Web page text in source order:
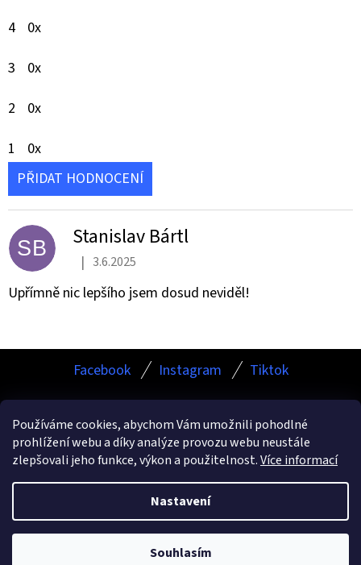
Používáme cookies, abychom Vám umožnili pohodlné
prohlížení webu a díky analýze provozu webu neustále
zlepšovali jeho funkce, výkon a použitelnost.Více informací
Nastavení
Souhlasím
4
0x
3
0x
2
0x
1
0x
PŘIDAT HODNOCENÍ
V
Ý
P
I
S
H
D
O
C
E
N
Í
SB Stanislav Bártl
Hodnocení produktu je 5 z 5 hvězdiček.
| 3.6.2025
Upřímně nic lepšího jsem dosud neviděl!
P
Facebook Instagram Tiktok
FacebookInstagramTikTok
Vytvořil Shoptet
Copyright 2026ESHOP.KAMURCLEANING.CZ. Všechna